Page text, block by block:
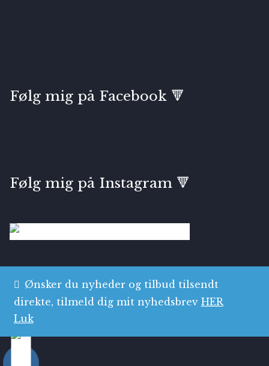
Følg mig på Facebook 🔻
Følg mig på Instagram 🔻
© Bryggens Gallerie & Atelier 2026
Ønsker du nyheder og tilbud tilsendt
direkte, tilmeld dig mit nyhedsbrev HER
Luk